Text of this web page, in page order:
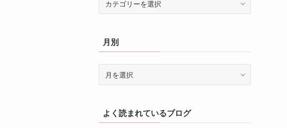
ー月別
よく読まれているブログ